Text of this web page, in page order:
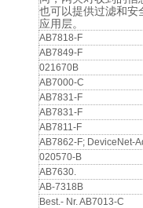
也可以提供过滤和
应用层。
AB7818-F
AB7849-F
021670B
AB7000-C
AB7831-F
AB7831-F
AB7811-F
AB7862-F; DeviceNet-
020570-B
AB7630.
AB-7318B
Best.- Nr. AB7013-C